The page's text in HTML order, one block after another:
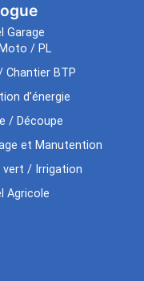
Garage
/ PL
Chantier BTP
d’énergie
/ Découpe
et Manutention
vert / Irrigation
Agricole